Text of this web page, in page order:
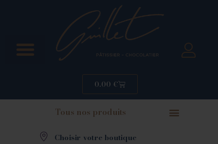
0.00 €
Tous nos produits
Choisir votre boutique